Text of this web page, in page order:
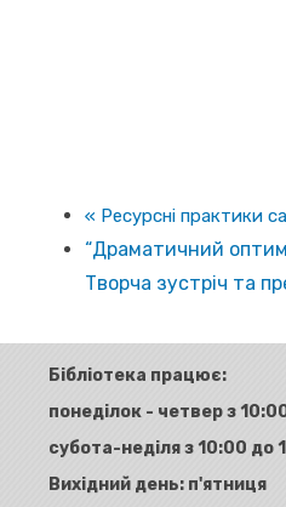
« Ресурсні практики
“Драматичний
Творча зустріч та
Бібліотека працює:
понеділок - четвер з
субота-неділя з 10:00 до
Вихідний день: п'ятниця